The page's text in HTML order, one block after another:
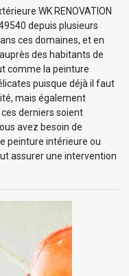
WK RENOVATION
depuis plusieurs
ces domaines, et en
des habitants de
comme la peinture
puisque déjà il faut
mais également
derniers soient
avez besoin de
peinture intérieure ou
assurer une intervention